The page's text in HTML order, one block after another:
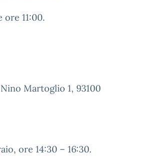
ore 11:00.
Nino Martoglio 1, 93100
ore 14:30 – 16:30.